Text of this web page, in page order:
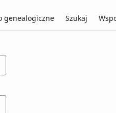
genealogiczne Szukaj